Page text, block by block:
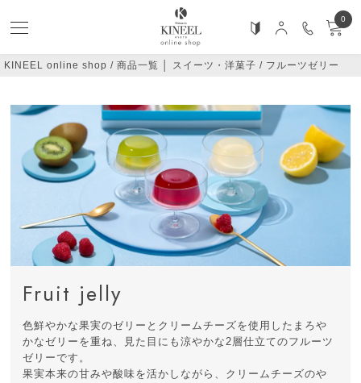
0
KINEEL online shop 商品一覧 │ スイーツ・洋菓子 フルーツゼリー
Fruit jelly
色鮮やかな果実のゼリーとクリームチーズを使用したまろや
かなゼリーを重ね、見た目にも涼やかな2層仕立てのフルーツ
ゼリーです。
果実本来の甘みや酸味を活かしながら、クリームチーズのや